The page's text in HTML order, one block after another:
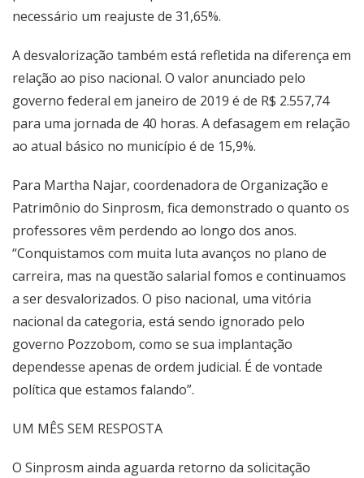
necessário um reajuste de 31,65%.
A desvalorização também está refletida na diferença em
relação ao piso nacional. O valor anunciado pelo
governo federal em janeiro de 2019 é de R$ 2.557,74
para uma jornada de 40 horas. A defasagem em relação
ao atual básico no município é de 15,9%.
Para Martha Najar, coordenadora de Organização e
Patrimônio do Sinprosm, fica demonstrado o quanto os
professores vêm perdendo ao longo dos anos.
“Conquistamos com muita luta avanços no plano de
carreira, mas na questão salarial fomos e continuamos
a ser desvalorizados. O piso nacional, uma vitória
nacional da categoria, está sendo ignorado pelo
governo Pozzobom, como se sua implantação
dependesse apenas de ordem judicial. É de vontade
política que estamos falando”.
UM MÊS SEM RESPOSTA
O Sinprosm ainda aguarda retorno da solicitação